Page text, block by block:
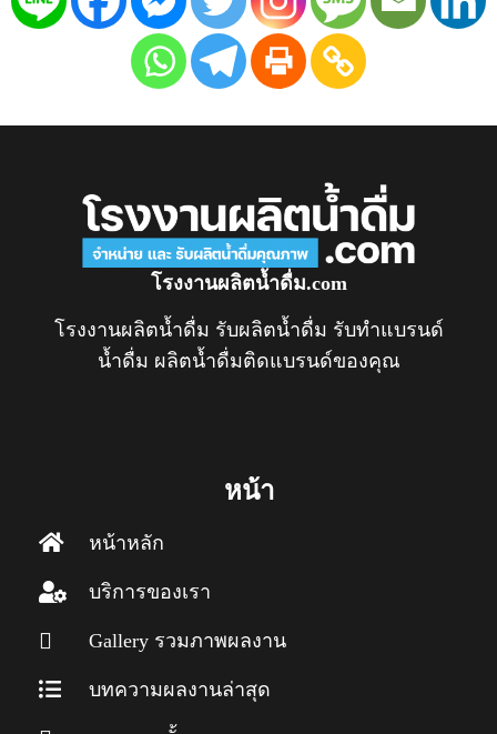
โรงงานผลิตน้ำดื่ม.com
โรงงานผลิตน้ำดื่ม รับผลิตน้ำดื่ม รับทำแบรนด์
น้ำดื่ม ผลิตน้ำดื่มติดแบรนด์ของคุณ
หน้า
หน้าหลัก
บริการของเรา
Gallery รวมภาพผลงาน
บทความผลงานล่าสุด